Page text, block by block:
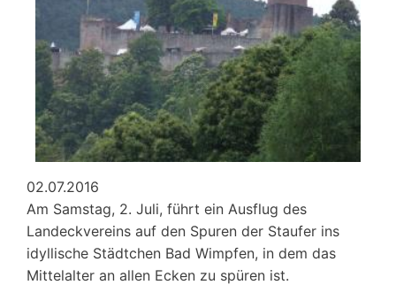
02.07.2016
Am Samstag, 2. Juli, führt ein Ausflug des
Landeckvereins auf den Spuren der Staufer ins
idyllische Städtchen Bad Wimpfen, in dem das
Mittelalter an allen Ecken zu spüren ist.